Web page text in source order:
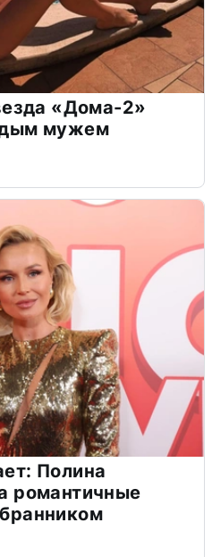
«Дома-2»
мужем
Полина
романтичные